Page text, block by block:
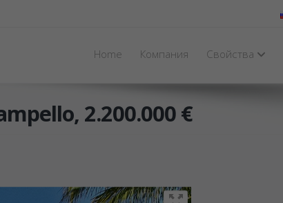
Home Компания Свойства
2.200.000 €